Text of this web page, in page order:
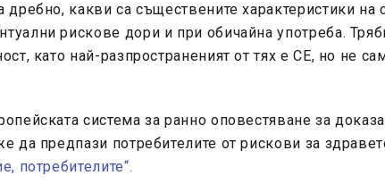
дребно, какви са съществените характеристики на
рискове дори и при обичайна употреба.
като най-разпространеният от тях е CE, но не
система за ранно оповестяване за
да предпази потребителите от рискови за
потребителите“.